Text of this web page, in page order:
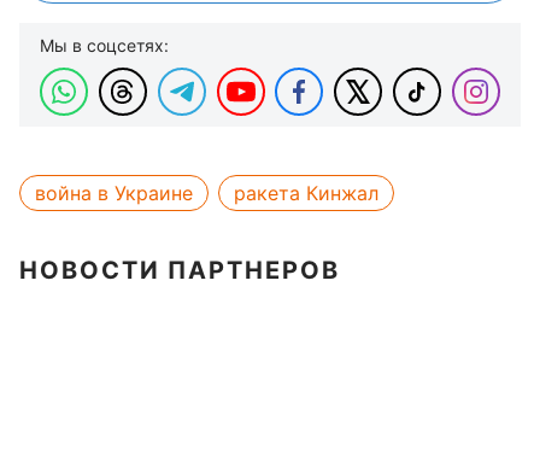
Мы в соцсетях:
война в Украине ракета Кинжал
НОВОСТИ ПАРТНЕРОВ